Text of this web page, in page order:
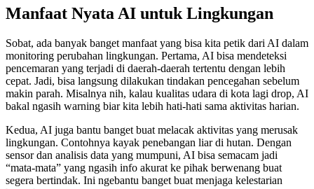
Manfaat Nyata AI untuk Lingkungan
Sobat, ada banyak banget manfaat yang bisa kita petik dari AI dalam
monitoring perubahan lingkungan. Pertama, AI bisa mendeteksi
pencemaran yang terjadi di daerah-daerah tertentu dengan lebih
cepat. Jadi, bisa langsung dilakukan tindakan pencegahan sebelum
makin parah. Misalnya nih, kalau kualitas udara di kota lagi drop, AI
bakal ngasih warning biar kita lebih hati-hati sama aktivitas harian.
Kedua, AI juga bantu banget buat melacak aktivitas yang merusak
lingkungan. Contohnya kayak penebangan liar di hutan. Dengan
sensor dan analisis data yang mumpuni, AI bisa semacam jadi
“mata-mata” yang ngasih info akurat ke pihak berwenang buat
segera bertindak. Ini ngebantu banget buat menjaga kelestarian